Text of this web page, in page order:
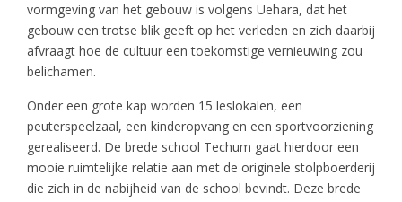
vormgeving van het gebouw is volgens Uehara, dat het
gebouw een trotse blik geeft op het verleden en zich daarbij
afvraagt hoe de cultuur een toekomstige vernieuwing zou
belichamen.
Onder een grote kap worden 15 leslokalen, een
peuterspeelzaal, een kinderopvang en een sportvoorziening
gerealiseerd. De brede school Techum gaat hierdoor een
mooie ruimtelijke relatie aan met de originele stolpboerderij
die zich in de nabijheid van de school bevindt. Deze brede